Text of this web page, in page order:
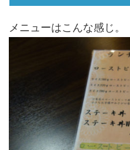
メニューはこんな感じ。